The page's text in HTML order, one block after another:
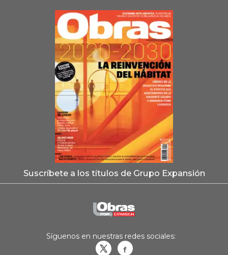
Suscríbete a los títulos de Grupo Expansión
Síguenos en nuestras redes sociales: